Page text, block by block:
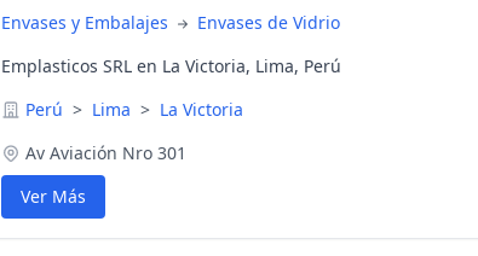
Envases y Embalajes
Envases de Vidrio
Emplasticos SRL en La Victoria, Lima, Perú
Perú > Lima > La Victoria
Av Aviación Nro 301
Ver Más